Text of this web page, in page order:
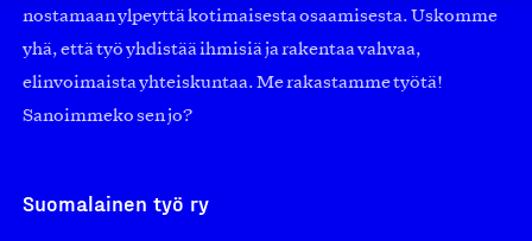
nostamaan ylpeyttä kotimaisesta osaamisesta. Uskomme
yhä, että työ yhdistää ihmisiä ja rakentaa vahvaa,
elinvoimaista yhteiskuntaa. Me rakastamme työtä!
Sanoimmeko sen jo?
Suomalainen työ ry